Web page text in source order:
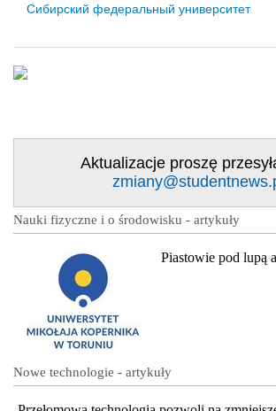
Сибирский федеральный университет
Aktualizacje proszę
Nauki fizyczne i o środowisku - artykuły
Piastowie pod lupą
Nowe technologie - artykuły